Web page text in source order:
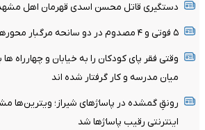
دستگیری قاتل محسن اسدی قهرمان اهل
۵ فوتی و ۴ مصدوم در دو سانحه مرگبار محورهای خرمشهر
وقتی فقر پای کودکان را به خیابان و چهارراه
میان مدرسه و کار گرفتار شده اند
رونقِ گمشده در پاساژهای شیراز؛ ویترین‌ها
اینترنتی رقیب پاساژها شد